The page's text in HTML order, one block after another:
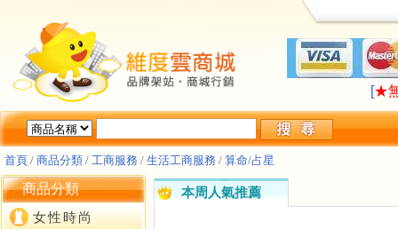
[★
首頁 / 商品分類 / 工商服務 / 生活工商服務 / 算命/占星
商品分類
女性時尚
本周人氣推薦